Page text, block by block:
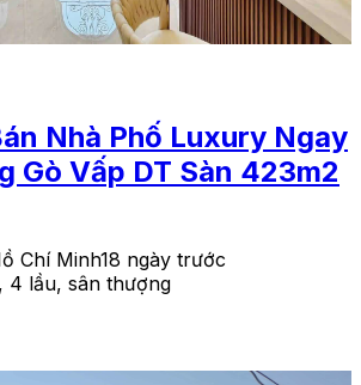
Nhà Phố Luxury Ngay
Gò Vấp DT Sàn 423m2
Chí Minh18 ngày trước
4 lầu, sân thượng